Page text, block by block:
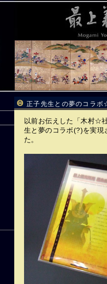
正子先生との夢のコラ
以前お伝えした「木村☆
生と夢のコラボ(?)を実現
た。